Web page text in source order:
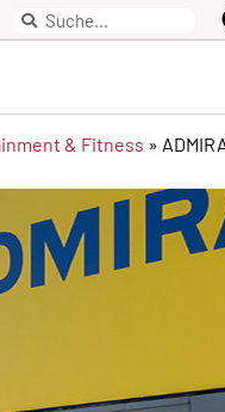
& Fitness »